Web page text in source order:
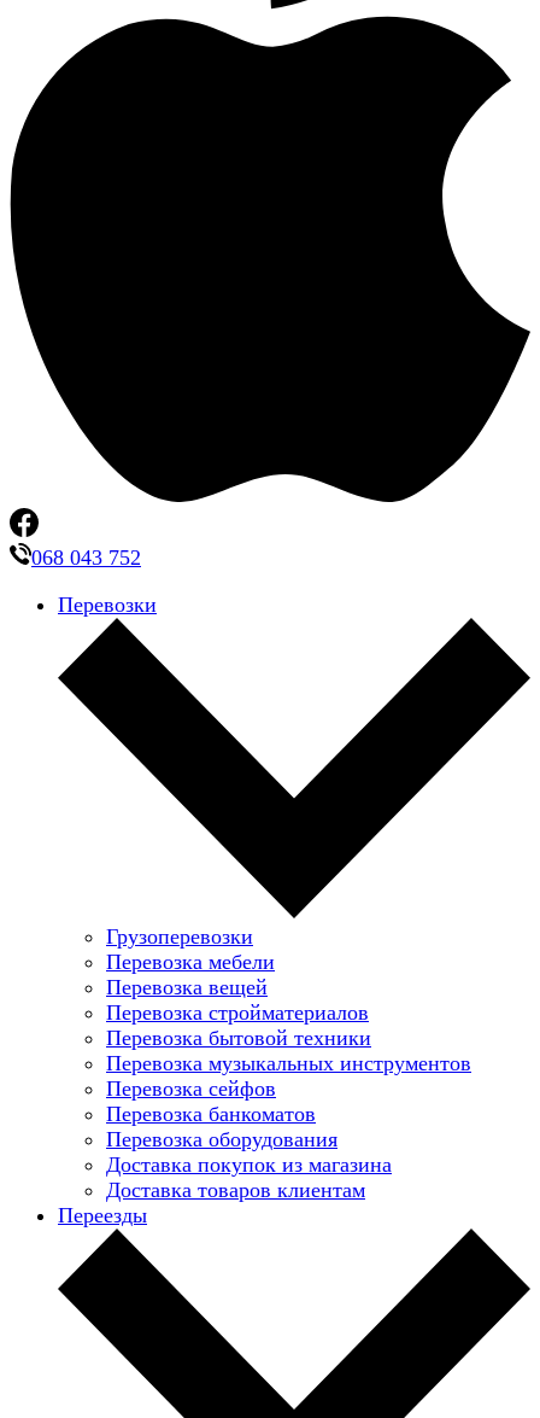
068 043 752
Перевозки
Грузоперевозки
Перевозка мебели
Перевозка вещей
Перевозка стройматериалов
Перевозка бытовой техники
Перевозка музыкальных инструментов
Перевозка сейфов
Перевозка банкоматов
Перевозка оборудования
Доставка покупок из магазина
Доставка товаров клиентам
Переезды